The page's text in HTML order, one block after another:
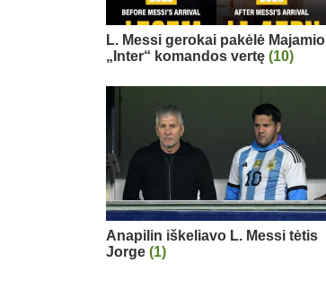
L. Messi gerokai pakėlė Majamio
„Inter“ komandos vertę (10)
Anapilin iškeliavo L. Messi tėtis
Jorge (1)